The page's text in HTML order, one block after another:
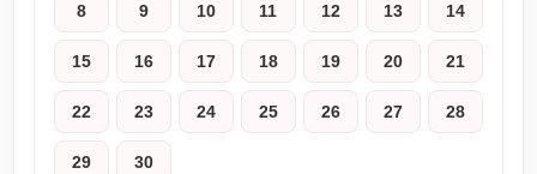
8 9 10 11 12 13 14
15 16 17 18 19 20 21
22 23 24 25 26 27 28
29 30